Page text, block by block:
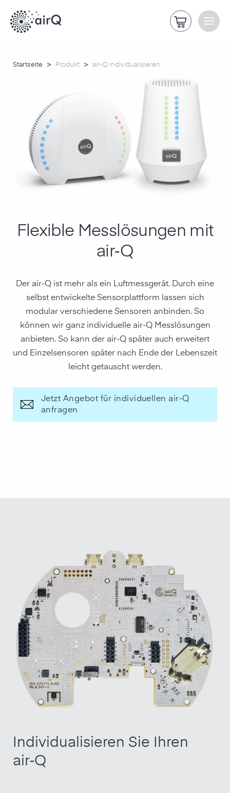
Startseite > Produkt > air-Q individualisieren
Flexible Messlösungen mit
air‑Q
Der air-Q ist mehr als ein Luftmessgerät. Durch eine
selbst entwickelte Sensorplattform lassen sich
modular verschiedene Sensoren anbinden. So
können wir ganz individuelle air-Q Messlösungen
anbieten. So kann der air-Q später auch erweitert
und Einzelsensoren später nach Ende der Lebenszeit
leicht getauscht werden.
Jetzt Angebot für individuellen air-Q
anfragen
Individualisieren Sie Ihren
air‑Q